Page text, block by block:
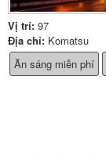
Vị trí: 97
Địa chỉ: Komatsu
Ăn sáng miễn phí